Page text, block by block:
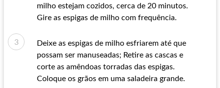
milho estejam cozidos, cerca de 20 minutos.
Gire as espigas de milho com frequência.
Deixe as espigas de milho esfriarem até que
possam ser manuseadas; Retire as cascas e
corte as amêndoas torradas das espigas.
Coloque os grãos em uma saladeira grande.